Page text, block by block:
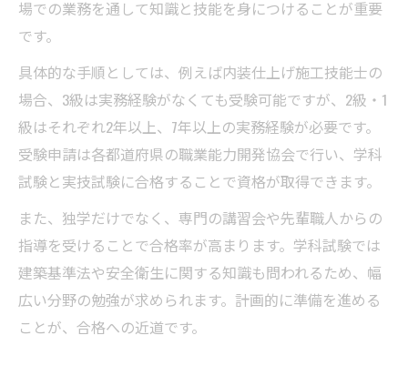
場での業務を通して知識と技能を身につけることが重要
です。
具体的な手順としては、例えば内装仕上げ施工技能士の
場合、3級は実務経験がなくても受験可能ですが、2級・1
級はそれぞれ2年以上、7年以上の実務経験が必要です。
受験申請は各都道府県の職業能力開発協会で行い、学科
試験と実技試験に合格することで資格が取得できます。
また、独学だけでなく、専門の講習会や先輩職人からの
指導を受けることで合格率が高まります。学科試験では
建築基準法や安全衛生に関する知識も問われるため、幅
広い分野の勉強が求められます。計画的に準備を進める
ことが、合格への近道です。